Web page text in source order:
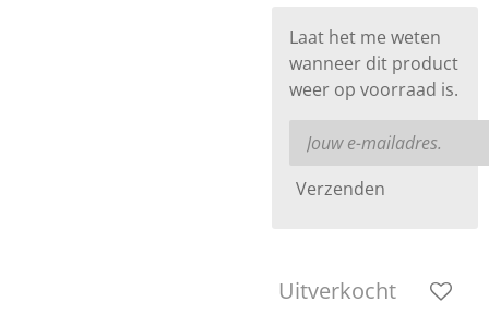
Laat het me weten
wanneer dit product
weer op voorraad is.
Verzenden
Uitverkocht